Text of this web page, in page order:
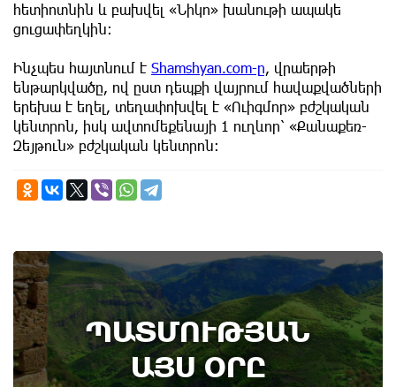
հետիոտնին և բախվել «Նիկո» խանութի ապակե
ցուցափեղկին։
Ինչպես հայտնում է Shamshyan.com-ը, վրաերթի
ենթարկվածը, ով ըստ դեպքի վայրում հավաքվածների
երեխա է եղել, տեղափոխվել է «Ուիգմոր» բժշկական
կենտրոն, իսկ ավտոմեքենայի 1 ուղևոր՝ «Քանաքեռ-
Զեյթուն» բժշկական կենտրոն։
ՊԱՏՄՈՒԹՅԱՆ
ԱՅՍ ՕՐԸ
7th of August
Բոյակի ճակատամարտի օր. պատմության
այս օրը (7 օգոստոս)